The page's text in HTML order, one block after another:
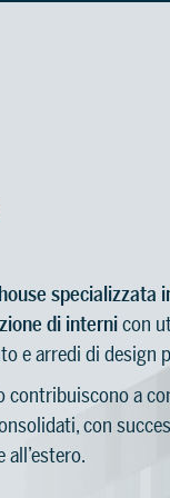
specializzata
di internicon
e arredi di design
contribuiscono a
con